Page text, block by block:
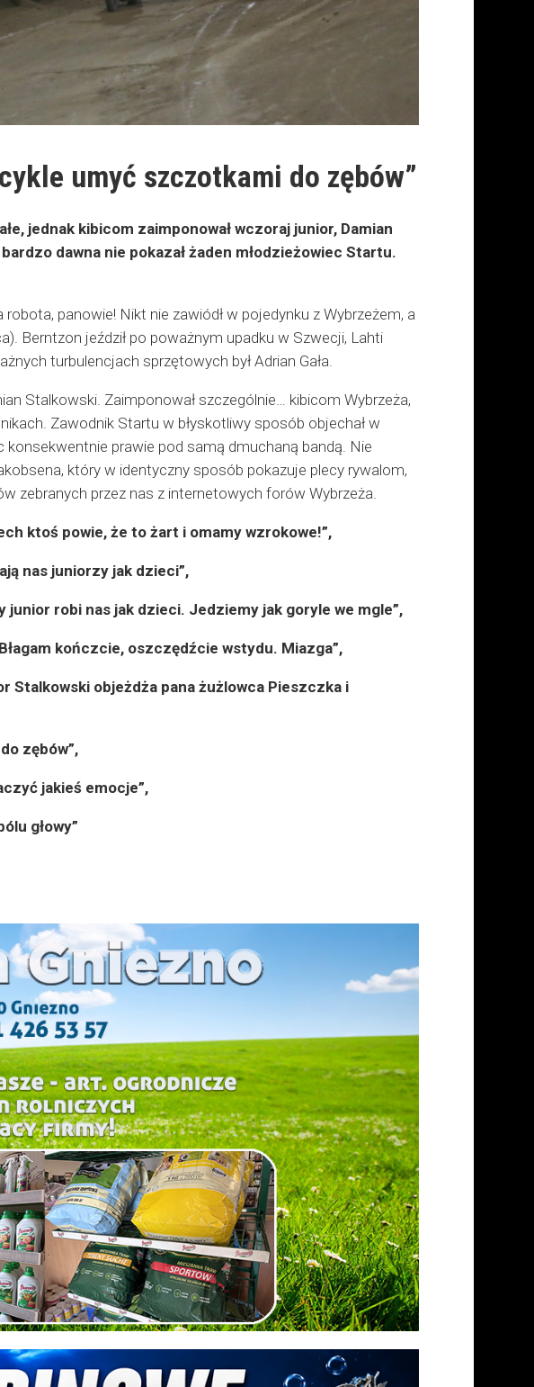
umyć szczotkami do zębów”
jednak kibicom zaimponował wczoraj junior, Damian
dawna nie pokazał żaden młodzieżowiec Startu.
panowie! Nikt nie zawiódł w pojedynku z Wybrzeżem, a
Berntzon jeździł po poważnym upadku w Szwecji, Lahti
turbulencjach sprzętowych był Adrian Gała.
Stalkowski. Zaimponował szczególnie… kibicom Wybrzeża,
Zawodnik Startu w błyskotliwy sposób objechał w
prawie pod samą dmuchaną bandą. Nie
który w identyczny sposób pokazuje plecy rywalom,
zebranych przez nas z internetowych forów Wybrzeża.
ktoś powie, że to żart i omamy wzrokowe!”,
nas juniorzy jak dzieci”,
junior robi nas jak dzieci. Jedziemy jak goryle we mgle”,
kończcie, oszczędźcie wstydu. Miazga”,
Stalkowski objeżdża pana żużlowca Pieszczka i
zębów”,
jakieś emocje”,
głowy”